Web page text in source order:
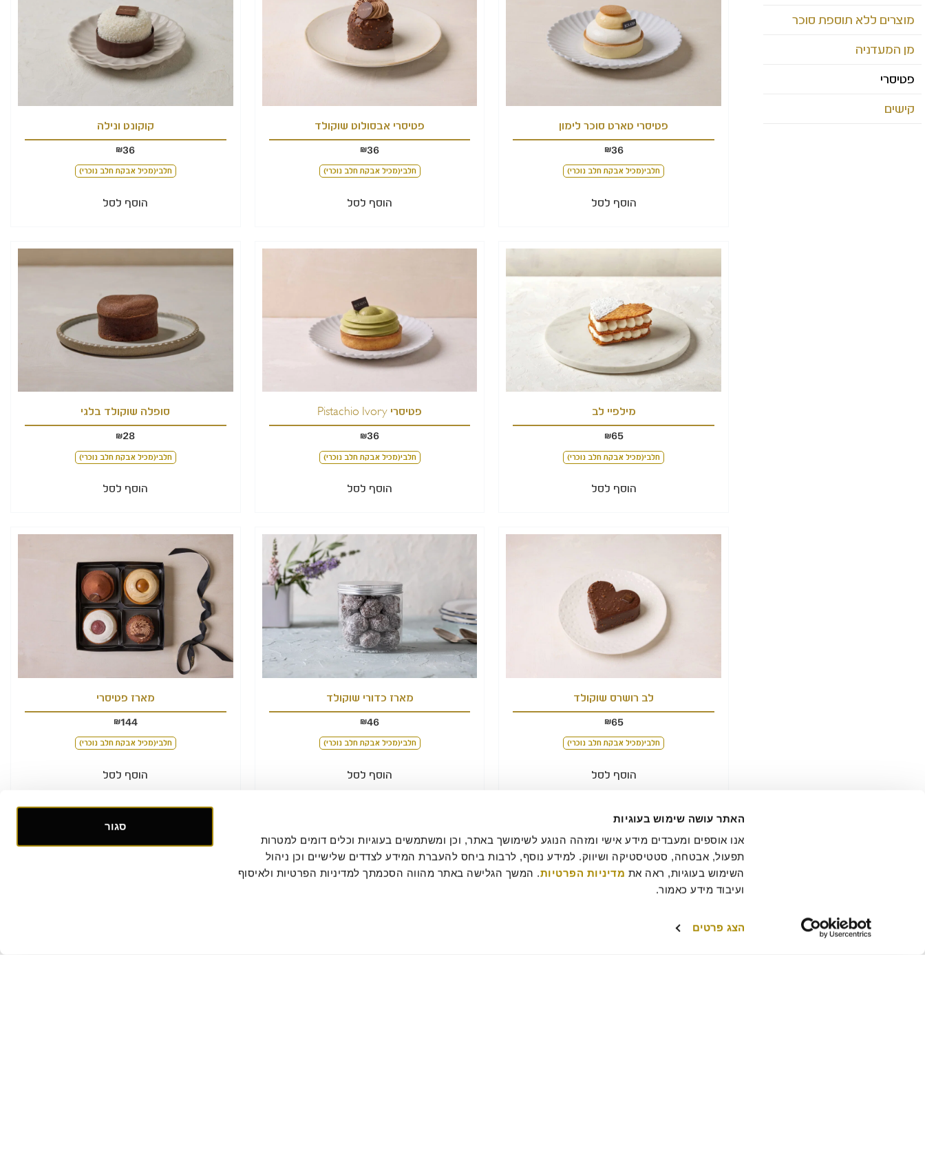
האתר עושה שימוש בעוגיות
השימוש בעוגיות, ראה את מדיניות הפרטיות
ועיבוד מידע כאמור.
הצג פרטים
סגור
מוצרים ללא תוספת סוכר
מן המעדניה
פטיסרי
קישים
פטיסרי טארט סוכר לימון
36
₪
חלבי(מכיל אבקת חלב נוכרי)
הוסף לסל
פטיסרי אבסולוט שוקולד
36
₪
חלבי(מכיל אבקת חלב נוכרי)
הוסף לסל
קוקונט ונילה
36
₪
חלבי(מכיל אבקת חלב נוכרי)
הוסף לסל
מילפיי לב
65
₪
חלבי(מכיל אבקת חלב נוכרי)
הוסף לסל
פטיסרי Pistachio Ivory
36
₪
חלבי(מכיל אבקת חלב נוכרי)
הוסף לסל
סופלה שוקולד בלגי
28
₪
חלבי(מכיל אבקת חלב נוכרי)
הוסף לסל
לב רושרס שוקולד
65
₪
חלבי(מכיל אבקת חלב נוכרי)
הוסף לסל
מארז כדורי שוקולד
46
₪
חלבי(מכיל אבקת חלב נוכרי)
הוסף לסל
מארז פטיסרי
144
₪
חלבי(מכיל אבקת חלב נוכרי)
הוסף לסל